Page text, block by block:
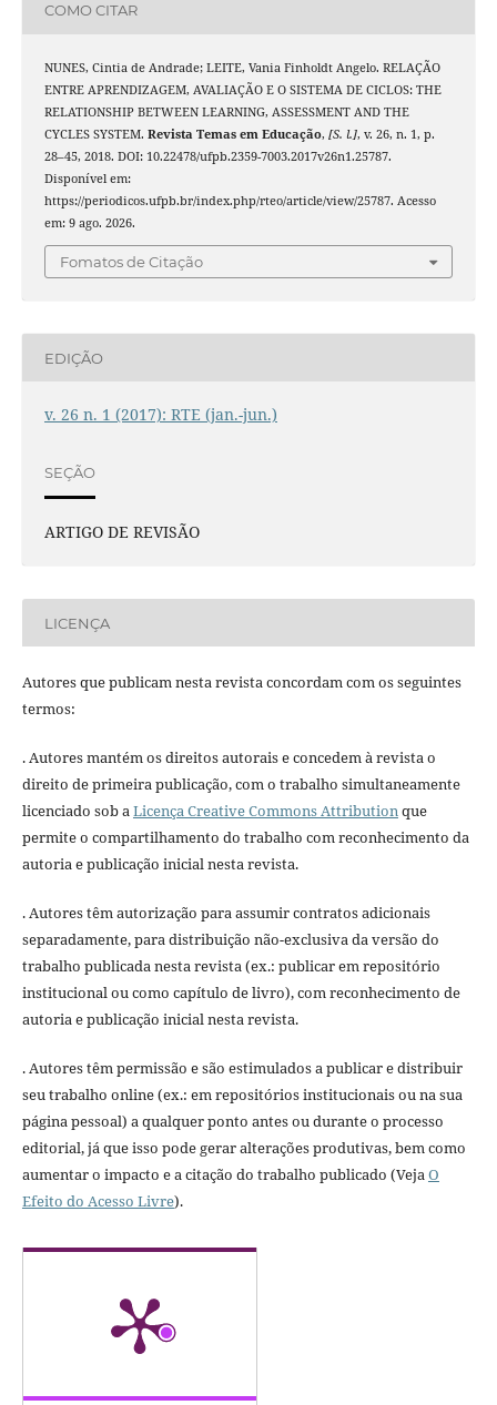
COMO CITAR
NUNES, Cintia de Andrade; LEITE, Vania Finholdt Angelo. RELAÇÃO
ENTRE APRENDIZAGEM, AVALIAÇÃO E O SISTEMA DE CICLOS: THE
RELATIONSHIP BETWEEN LEARNING, ASSESSMENT AND THE
CYCLES SYSTEM. Revista Temas em Educação, [S. l.], v. 26, n. 1, p.
28–45, 2018. DOI: 10.22478/ufpb.2359-7003.2017v26n1.25787.
Disponível em:
https://periodicos.ufpb.br/index.php/rteo/article/view/25787. Acesso
em: 9 ago. 2026.
Fomatos de Citação
EDIÇÃO
v. 26 n. 1 (2017): RTE (jan.-jun.)
SEÇÃO
ARTIGO DE REVISÃO
LICENÇA
Autores que publicam nesta revista concordam com os seguintes
termos:
. Autores mantém os direitos autorais e concedem à revista o
direito de primeira publicação, com o trabalho simultaneamente
licenciado sob aLicença Creative Commons Attributionque
permite o compartilhamento do trabalho com reconhecimento da
autoria e publicação inicial nesta revista.
. Autores têm autorização para assumir contratos adicionais
separadamente, para distribuição não-exclusiva da versão do
trabalho publicada nesta revista (ex.: publicar em repositório
institucional ou como capítulo de livro), com reconhecimento de
autoria e publicação inicial nesta revista.
. Autores têm permissão e são estimulados a publicar e distribuir
seu trabalho online (ex.: em repositórios institucionais ou na sua
página pessoal) a qualquer ponto antes ou durante o processo
editorial, já que isso pode gerar alterações produtivas, bem como
aumentar o impacto e a citação do trabalho publicado (VejaO
Efeito do Acesso Livre).